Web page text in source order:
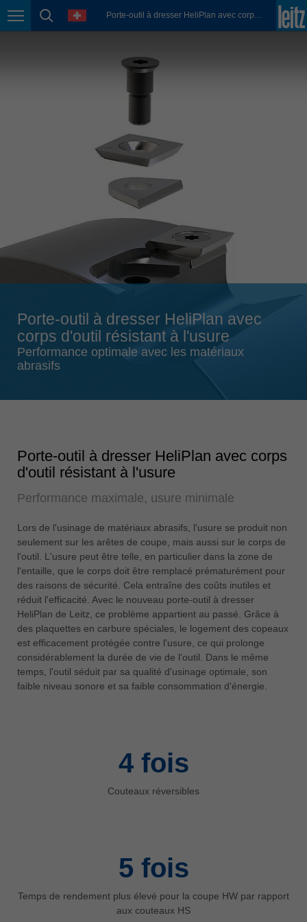
Page navigation
page search
language Porte-outil à dresser HeliPlan avec corps d'outil résistant à l'usure
México
Nederland
nederlands
Polska
Portugal
português
Română
Schweiz
Singapore
english
Suomi
english
türkçe
USA
english
Việt Nam
中国
中文
ประเทศไทย
ไทย
Україна
Porte-outil à dresser HeliPlan avec
corps d'outil résistant à l'usure
Performance optimale avec les matériaux
abrasifs
Porte-outil à dresser HeliPlan avec corps
d'outil résistant à l'usure
Performance maximale, usure minimale
Lors de l'usinage de matériaux abrasifs, l'usure se produit non
seulement sur les arêtes de coupe, mais aussi sur le corps de
l'outil. L'usure peut être telle, en particulier dans la zone de
l'entaille, que le corps doit être remplacé prématurément pour
des raisons de sécurité. Cela entraîne des coûts inutiles et
réduit l'efficacité. Avec le nouveau porte-outil à dresser
HeliPlan de Leitz, ce problème appartient au passé. Grâce à
des plaquettes en carbure spéciales, le logement des copeaux
est efficacement protégée contre l'usure, ce qui prolonge
considérablement la durée de vie de l'outil. Dans le même
temps, l'outil séduit par sa qualité d'usinage optimale, son
faible niveau sonore et sa faible consommation d'énergie.
4 fois
Couteaux réversibles
5 fois
Temps de rendement plus élevé pour la coupe HW par rapport
aux couteaux HS